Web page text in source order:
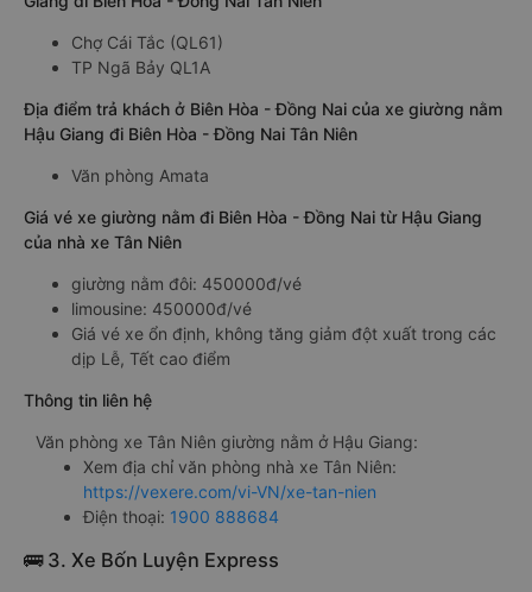
Chợ Cái Tắc (QL61)
TP Ngã Bảy QL1A
Địa điểm trả khách ở Biên Hòa - Đồng Nai của xe giường nằm
Hậu Giang đi Biên Hòa - Đồng Nai Tân Niên
Văn phòng Amata
Giá vé xe giường nằm đi Biên Hòa - Đồng Nai từ Hậu Giang
của nhà xe Tân Niên
giường nằm đôi: 450000đ/vé
limousine: 450000đ/vé
Giá vé xe ổn định, không tăng giảm đột xuất trong các
dịp Lễ, Tết cao điểm
Thông tin liên hệ
Văn phòng xe Tân Niên giường nằm ở Hậu Giang:
Xem địa chỉ văn phòng nhà xe Tân Niên:
https://vexere.com/vi-VN/xe-tan-nien
Điện thoại: 1900 888684
🚌 3. Xe Bốn Luyện Express